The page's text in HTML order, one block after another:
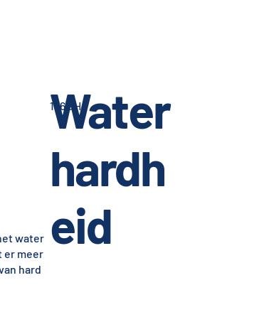
water
er meer
hard
Water
hardh
eid
11,6 dH